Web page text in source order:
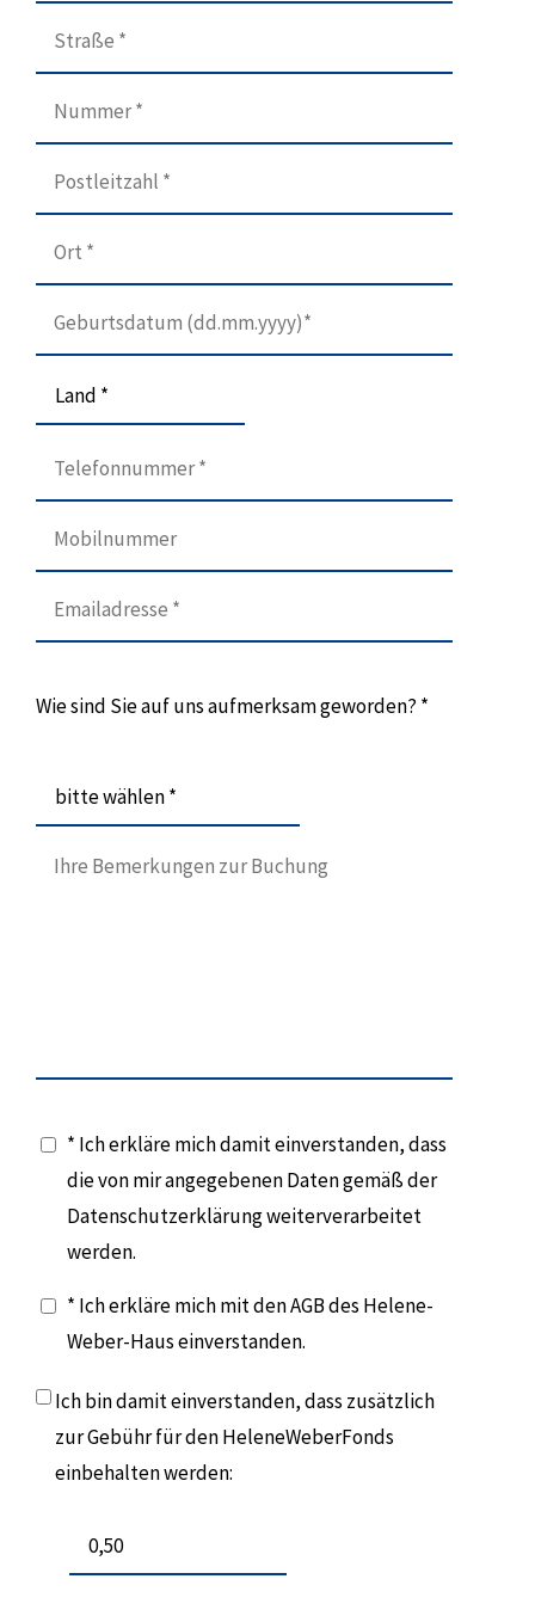
Land *
Wie sind Sie auf uns aufmerksam geworden? *
bitte wählen *
* Ich erkläre mich damit einverstanden, dass
die von mir angegebenen Daten gemäß der
Datenschutzerklärung weiterverarbeitet
werden.
* Ich erkläre mich mit den AGB des Helene-
Weber-Haus einverstanden.
Ich bin damit einverstanden, dass zusätzlich
zur Gebühr für den HeleneWeberFonds
einbehalten werden: